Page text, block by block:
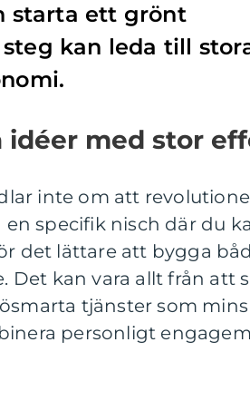
starta ett grönt
kan leda till
idéer med stor
inte om att
specifik nisch där du
det lättare att bygga
kan vara allt från att
tjänster som
personligt